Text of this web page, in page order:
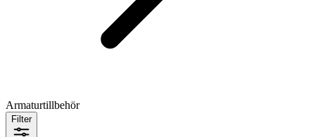
Armaturtillbehör
Filter